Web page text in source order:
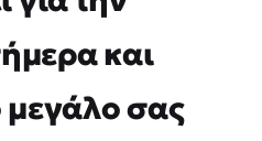
και
μεγάλο σας